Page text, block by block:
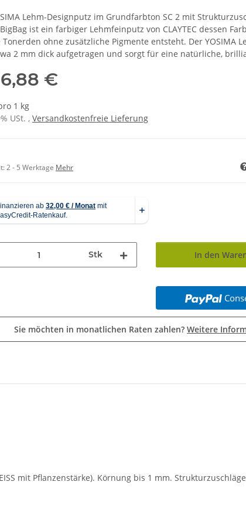
Lehm-Designputz im Grundfarbton SC 2 mit
ist ein farbiger Lehmfeinputz von CLAYTEC dessen
ohne zusätzliche Pigmente entsteht. Der YOSIMA
2 mm dick aufgetragen und sorgt für eine natürliche,
€
1 kg
USt. , Versandkostenfreie Lieferung
2 - 5 Werktage Mehr
Stk In den
Sie möchten in monatlichen Raten zahlen? Weitere
mit Pflanzenstärke). Körnung bis 1 mm.